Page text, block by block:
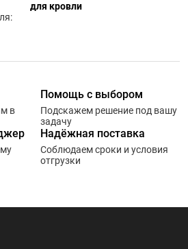
для кровли
в
Помощь с выбором
Подскажем решение под вашу
задачу
Надёжная поставка
Соблюдаем сроки и условия
отгрузки